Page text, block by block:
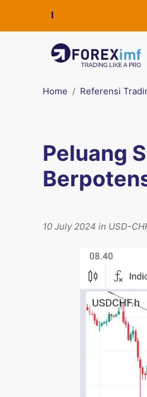
Home Referensi
Peluang
10 July 2024 in USD-